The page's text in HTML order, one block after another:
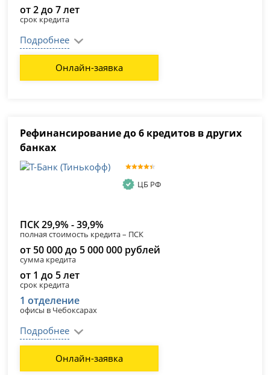
от 2 до 7 лет
срок кредита
Подробнее
Онлайн-заявка
Рефинансирование до 6 кредитов в других
банках
ЦБ РФ
ПСК 29,9% - 39,9%
полная стоимость кредита – ПСК
от 50 000 до 5 000 000 рублей
сумма кредита
от 1 до 5 лет
срок кредита
1 отделение
офисы в Чебоксарах
Подробнее
Онлайн-заявка